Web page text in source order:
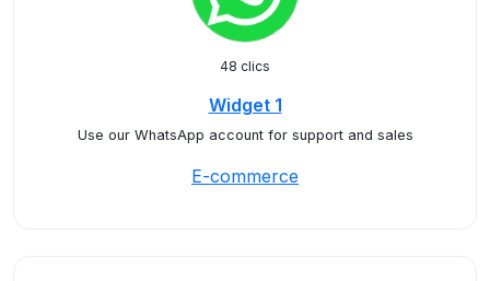
48 clics
Widget 1
Use our WhatsApp account for support and sales
E-commerce